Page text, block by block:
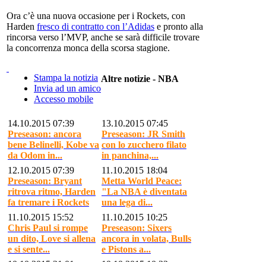
Ora c’è una nuova occasione per i Rockets, con
Harden fresco di contratto con l’Adidas e pronto alla
rincorsa verso l’MVP, anche se sarà difficile trovare
la concorrenza monca della scorsa stagione.
Stampa la notizia
Invia ad un amico
Accesso mobile
Altre notizie - NBA
14.10.2015 07:39
Preseason: ancora
bene Belinelli, Kobe va
da Odom in...
13.10.2015 07:45
Preseason: JR Smith
con lo zucchero filato
in panchina,...
12.10.2015 07:39
Preseason: Bryant
ritrova ritmo, Harden
fa tremare i Rockets
11.10.2015 18:04
Metta World Peace:
"La NBA è diventata
una lega di...
11.10.2015 15:52
Chris Paul si rompe
un dito, Love si allena
e si sente...
11.10.2015 10:25
Preseason: Sixers
ancora in volata, Bulls
e Pistons a...